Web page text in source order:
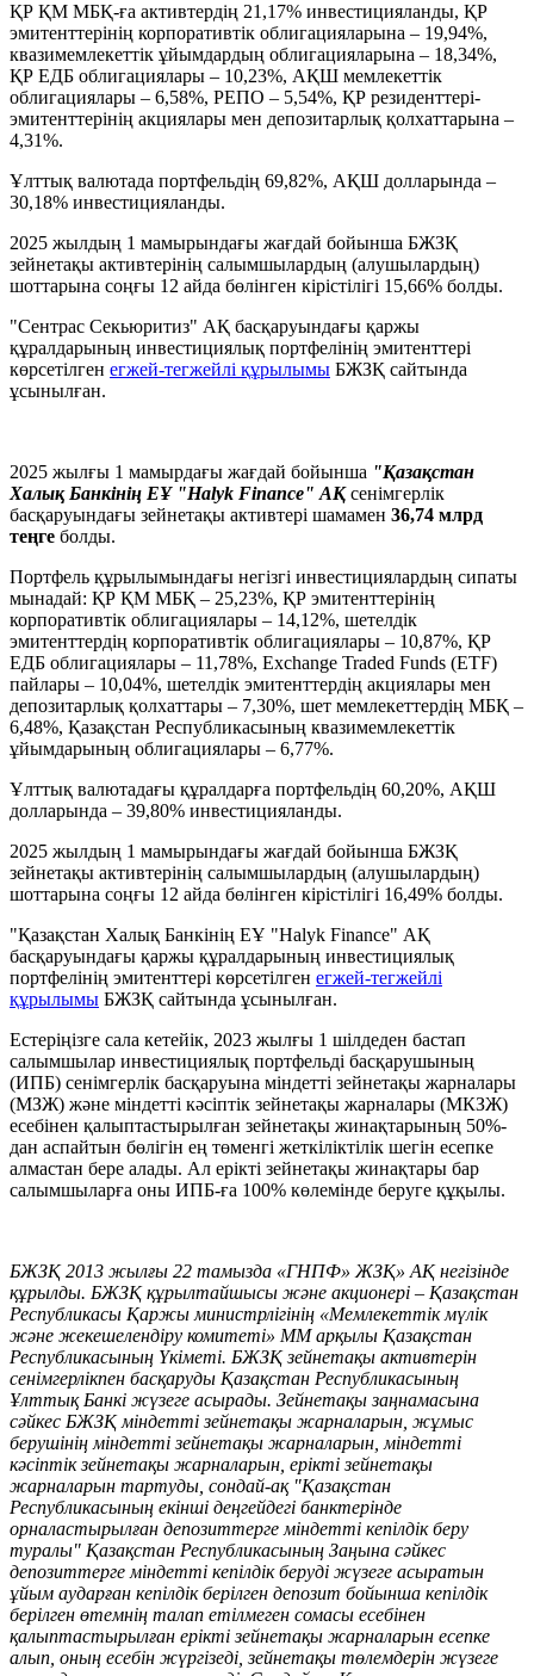
ҚР ҚМ МБҚ-ға активтердің 21,17% инвестицияланды, ҚР
эмитенттерінің корпоративтік облигацияларына – 19,94%,
квазимемлекеттік ұйымдардың облигацияларына – 18,34%,
ҚР ЕДБ облигациялары – 10,23%, АҚШ мемлекеттік
облигациялары – 6,58%, РЕПО – 5,54%, ҚР резиденттері-
эмитенттерінің акциялары мен депозитарлық қолхаттарына –
4,31%.
Ұлттық валютада портфельдің 69,82%, АҚШ долларында –
30,18% инвестицияланды.
2025 жылдың 1 мамырындағы жағдай бойынша БЖЗҚ
зейнетақы активтерінің салымшылардың (алушылардың)
шоттарына соңғы 12 айда бөлінген кірістілігі 15,66% болды.
"Сентрас Секьюритиз" АҚ басқаруындағы қаржы
құралдарының инвестициялық портфелінің эмитенттері
көрсетілген егжей-тегжейлі құрылымы БЖЗҚ сайтында
ұсынылған.
2025 жылғы 1 мамырдағы жағдай бойынша "Қазақстан
Халық Банкінің ЕҰ "Halyk Finance" АҚсенімгерлік
басқаруындағы зейнетақы активтері шамамен 36,74 млрд
теңге болды.
Портфель құрылымындағы негізгі инвестициялардың сипаты
мынадай: ҚР ҚМ МБҚ – 25,23%, ҚР эмитенттерінің
корпоративтік облигациялары – 14,12%, шетелдік
эмитенттердің корпоративтік облигациялары – 10,87%, ҚР
ЕДБ облигациялары – 11,78%, Exchange Traded Funds (ETF)
пайлары – 10,04%, шетелдік эмитенттердің акциялары мен
депозитарлық қолхаттары – 7,30%, шет мемлекеттердің МБҚ –
6,48%, Қазақстан Республикасының квазимемлекеттік
ұйымдарының облигациялары – 6,77%.
Ұлттық валютадағы құралдарға портфельдің 60,20%, АҚШ
долларында – 39,80% инвестицияланды.
2025 жылдың 1 мамырындағы жағдай бойынша БЖЗҚ
зейнетақы активтерінің салымшылардың (алушылардың)
шоттарына соңғы 12 айда бөлінген кірістілігі 16,49% болды.
"Қазақстан Халық Банкінің ЕҰ "Halyk Finance" АҚ
басқаруындағы қаржы құралдарының инвестициялық
портфелінің эмитенттері көрсетілген егжей-тегжейлі
құрылымы БЖЗҚ сайтында ұсынылған.
Естеріңізге сала кетейік, 2023 жылғы 1 шілдеден бастап
салымшылар инвестициялық портфельді басқарушының
(ИПБ) сенімгерлік басқаруына міндетті зейнетақы жарналары
(МЗЖ) және міндетті кәсіптік зейнетақы жарналары (МКЗЖ)
есебінен қалыптастырылған зейнетақы жинақтарының 50%-
дан аспайтын бөлігін ең төменгі жеткіліктілік шегін есепке
алмастан бере алады. Ал ерікті зейнетақы жинақтары бар
салымшыларға оны ИПБ-ға 100% көлемінде беруге құқылы.
БЖЗҚ 2013 жылғы 22 тамызда «ГНПФ» ЖЗҚ» АҚ негізінде
құрылды. БЖЗҚ құрылтайшысы және акционері – Қазақстан
Республикасы Қаржы министрлігінің «Мемлекеттік мүлік
және жекешелендіру комитеті» ММ арқылы Қазақстан
Республикасының Үкіметі. БЖЗҚ зейнетақы активтерін
сенімгерлікпен басқаруды Қазақстан Республикасының
Ұлттық Банкі жүзеге асырады. Зейнетақы заңнамасына
сәйкес БЖЗҚ міндетті зейнетақы жарналарын, жұмыс
берушінің міндетті зейнетақы жарналарын, міндетті
кәсіптік зейнетақы жарналарын, ерікті зейнетақы
жарналарын тартуды, сондай-ақ "Қазақстан
Республикасының екінші деңгейдегі банктерінде
орналастырылған депозиттерге міндетті кепілдік беру
туралы" Қазақстан Республикасының Заңына сәйкес
депозиттерге міндетті кепілдік беруді жүзеге асыратын
ұйым аударған кепілдік берілген депозит бойынша кепілдік
берілген өтемнің талап етілмеген сомасы есебінен
қалыптастырылған ерікті зейнетақы жарналарын есепке
алып, оның есебін жүргізеді, зейнетақы төлемдерін жүзеге